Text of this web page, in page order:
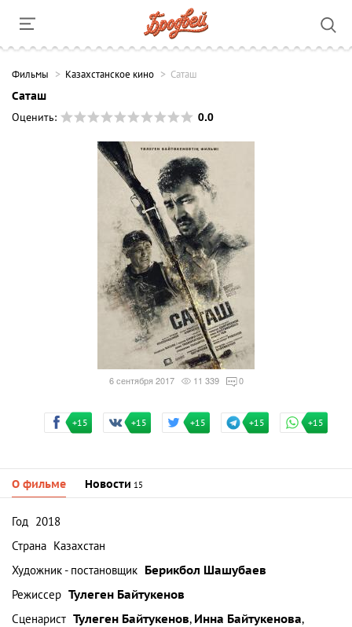
Фильмы Казахстанское кино Саташ
Саташ
Оценить:
0.0
6 сентября 2017 11 339 0
+15 +15 +15 +15 +15
О фильме Новости 15
Год 2018
Страна Казахстан
Художник - постановщик Берикбол Шашубаев
Режиссер Тулеген Байтукенов
Сценарист Тулеген Байтукенов, Инна Байтукенова,